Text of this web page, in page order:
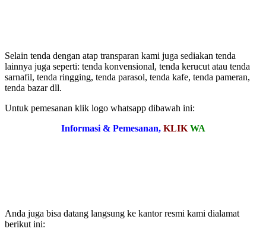
Selain tenda dengan atap transparan kami juga sediakan tenda
lainnya juga seperti: tenda konvensional, tenda kerucut atau tenda
sarnafil, tenda ringging, tenda parasol, tenda kafe, tenda pameran,
tenda bazar dll.
Untuk pemesanan klik logo whatsapp dibawah ini:
Informasi & Pemesanan, KLIK WA
Anda juga bisa datang langsung ke kantor resmi kami dialamat
berikut ini: